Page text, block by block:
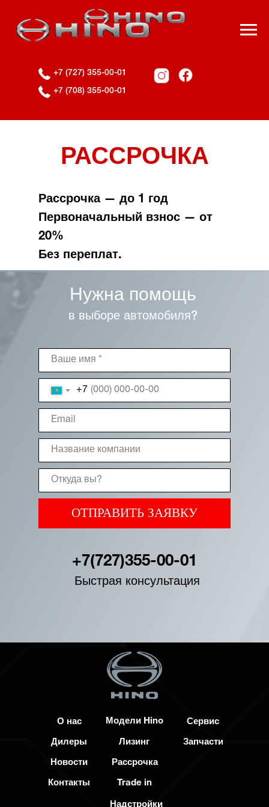
+7 (708) 355-00-01
+7 (727) 355-00-01
РАССРОЧКА
Рассрочка — до 1 год
Первоначальный взнос — от
20%
Без переплат.
+7
ОТПРАВИТЬ ЗАЯВКУ
Нужна помощь
в выборе автомобиля?
+7(727)355-00-01
Быстрая консультация
О нас
Дилеры
Новости
Контакты
Запчасти
Сервис
Рассрочка
Лизинг
Модели Hino
Trade in
Надстройки